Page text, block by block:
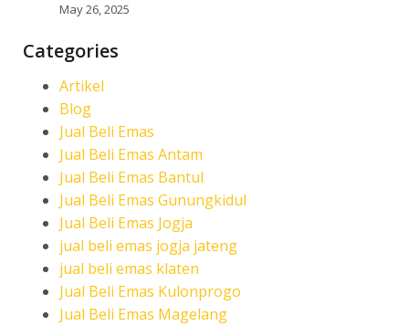
May 26, 2025
Categories
Artikel
Blog
Jual Beli Emas
Jual Beli Emas Antam
Jual Beli Emas Bantul
Jual Beli Emas Gunungkidul
Jual Beli Emas Jogja
jual beli emas jogja jateng
jual beli emas klaten
Jual Beli Emas Kulonprogo
Jual Beli Emas Magelang